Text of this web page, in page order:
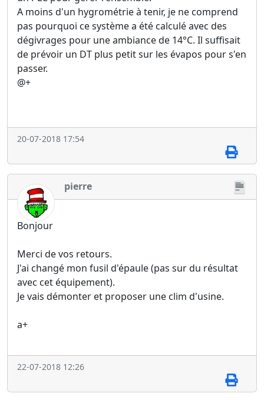
A moins d'un hygrométrie à tenir, je ne comprend
pas pourquoi ce système a été calculé avec des
dégivrages pour une ambiance de 14°C. Il suffisait
de prévoir un DT plus petit sur les évapos pour s'en
passer.
@+
20-07-2018 17:54
pierre
Bonjour
Merci de vos retours.
J'ai changé mon fusil d'épaule (pas sur du résultat
avec cet équipement).
Je vais démonter et proposer une clim d'usine.
a+
22-07-2018 12:26